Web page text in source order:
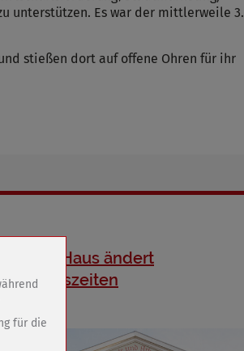
unterstützen. Es war der mittlerweile 3.
stießen dort auf offene Ohren für ihr
Dreyse-Haus ändert
Öffnungszeiten
für die